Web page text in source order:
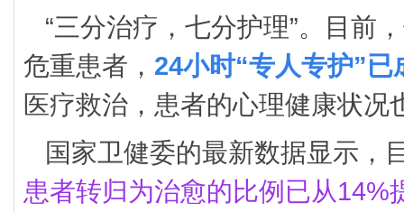
“三分治疗，七分护理”。目前
危重患者， 24小时“专人专护”已
医疗救治，患者的心理健康状况
国家卫健委的最新数据显示，
患者转归为治愈的比例已从14%